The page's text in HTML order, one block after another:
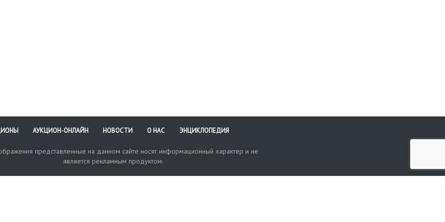
АУКЦИОН-ОНЛАЙН НОВОСТИ О НАС ЭНЦИКЛОПЕДИЯ
представленные на данном сайте носят информационный характер и не
является рекламным продуктом.